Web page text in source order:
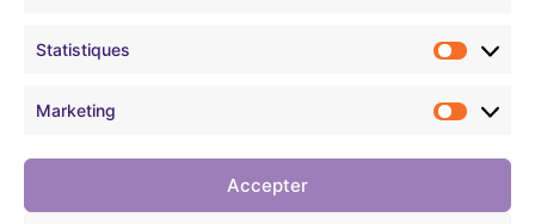
Statistiques
Marketing
Accepter
Règlement intérieur
semaines sur les bases des réseaux et de la
intégrer une